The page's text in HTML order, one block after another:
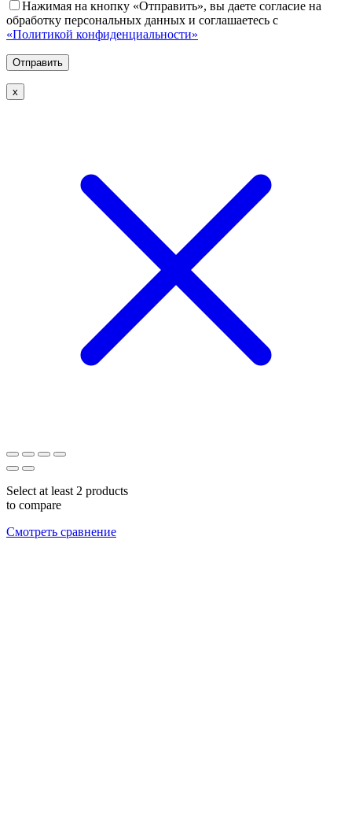
Нажимая на кнопку «Отправить», вы даете согласие на
обработку персональных данных и соглашаетесь с
«Политикой конфиденциальности»
х
Select at least 2 products
to compare
Смотреть сравнение